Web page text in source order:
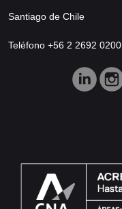
Santiago de Chile
Teléfono +56 2 2692 0200